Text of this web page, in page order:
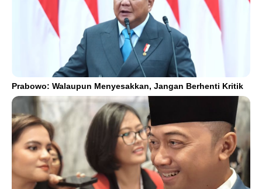
Prabowo: Walaupun Menyesakkan, Jangan Berhenti Kritik